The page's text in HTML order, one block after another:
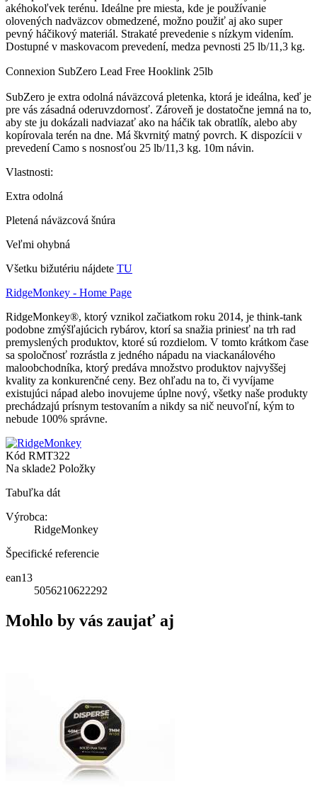
akéhokoľvek terénu. Ideálne pre miesta, kde je používanie
olovených nadväzcov obmedzené, možno použiť aj ako super
pevný háčikový materiál. Strakaté prevedenie s nízkym videním.
Dostupné v maskovacom prevedení, medza pevnosti 25 lb/11,3 kg.
Connexion SubZero Lead Free Hooklink 25lb
SubZero je extra odolná náväzcová pletenka, ktorá je ideálna, keď je
pre vás zásadná oderuvzdornosť. Zároveň je dostatočne jemná na to,
aby ste ju dokázali nadviazať ako na háčik tak obratlík, alebo aby
kopírovala terén na dne. Má škvrnitý matný povrch. K dispozícii v
prevedení Camo s nosnosťou 25 lb/11,3 kg. 10m návin.
Vlastnosti:
Extra odolná
Pletená náväzcová šnúra
Veľmi ohybná
Všetku bižutériu nájdete TU
RidgeMonkey - Home Page
RidgeMonkey®, ktorý vznikol začiatkom roku 2014, je think-tank
podobne zmýšľajúcich rybárov, ktorí sa snažia priniesť na trh rad
premyslených produktov, ktoré sú rozdielom. V tomto krátkom čase
sa spoločnosť rozrástla z jedného nápadu na viackanálového
maloobchodníka, ktorý predáva množstvo produktov najvyššej
kvality za konkurenčné ceny. Bez ohľadu na to, či vyvíjame
existujúci nápad alebo inovujeme úplne nový, všetky naše produkty
prechádzajú prísnym testovaním a nikdy sa nič neuvoľní, kým to
nebude 100% správne.
Kód RMT322
Na sklade2 Položky
Tabuľka dát
Výrobca:
RidgeMonkey
Špecifické referencie
ean13
5056210622292
Mohlo by vás zaujať aj